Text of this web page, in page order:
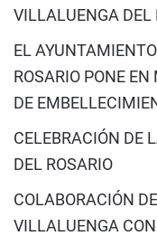
VILLALUENGA DEL
EL
ROSARIO PONE
DE
CELEBRACIÓN DE
DEL ROSARIO
COLABORACIÓN
VILLALUENGA